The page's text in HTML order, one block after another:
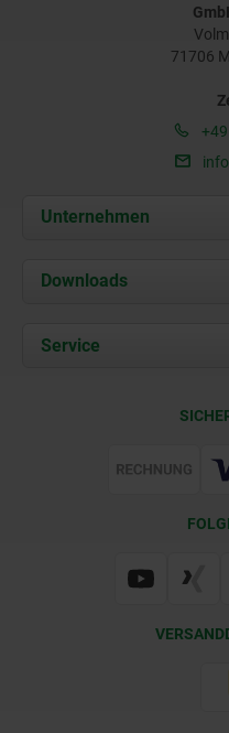
71706
Unternehmen
Über uns
Karriere
Downloads
Service
Web Support